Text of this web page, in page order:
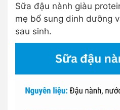
Sữa đậu nành giàu
mẹ bổ sung dinh dưỡng
sau sinh.